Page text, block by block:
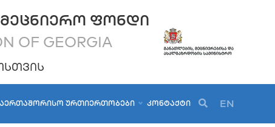
ᲤᲝᲜᲓᲘ
OF GEORGIA
ᲣᲠᲗᲘᲔᲠᲗᲝᲑᲔᲑᲘ ᲙᲝᲜᲢᲐᲥᲢᲘ EN